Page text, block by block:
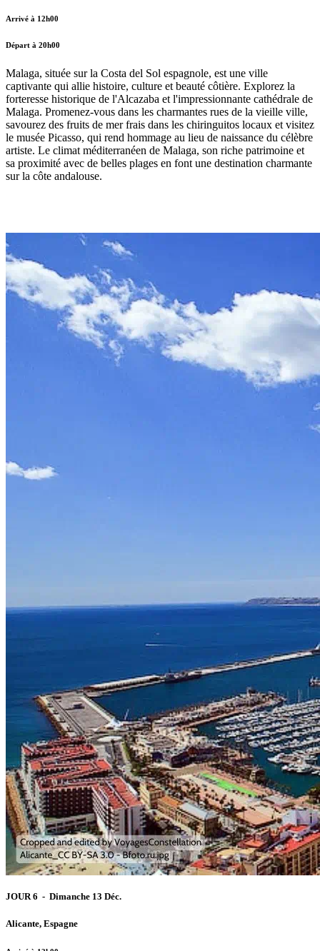
Arrivé à 12h00
Départ à 20h00
Malaga, située sur la Costa del Sol espagnole, est une ville
captivante qui allie histoire, culture et beauté côtière. Explorez la
forteresse historique de l'Alcazaba et l'impressionnante cathédrale de
Malaga. Promenez-vous dans les charmantes rues de la vieille ville,
savourez des fruits de mer frais dans les chiringuitos locaux et visitez
le musée Picasso, qui rend hommage au lieu de naissance du célèbre
artiste. Le climat méditerranéen de Malaga, son riche patrimoine et
sa proximité avec de belles plages en font une destination charmante
sur la côte andalouse.
JOUR 6 - Dimanche 13 Déc.
Alicante, Espagne